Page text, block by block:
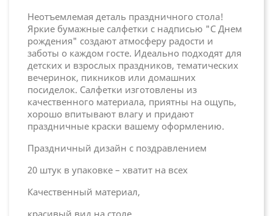
Неотъемлемая деталь праздничного стола!
Яркие бумажные салфетки с надписью "С Днем
рождения" создают атмосферу радости и
заботы о каждом госте. Идеально подходят для
детских и взрослых праздников, тематических
вечеринок, пикников или домашних
посиделок. Салфетки изготовлены из
качественного материала, приятны на ощупь,
хорошо впитывают влагу и придают
праздничные краски вашему оформлению.
Праздничный дизайн с поздравлением
20 штук в упаковке – хватит на всех
Качественный материал,
красивый вид на столе